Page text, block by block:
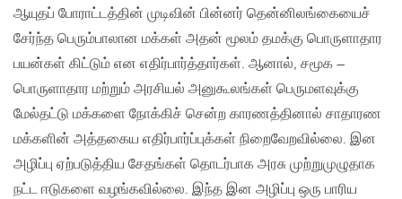
ஆயுதப் போராட்டத்தின் முடிவின் பின்னர் தென்னிலங்கையைச்
சேர்ந்த பெரும்பாலான மக்கள் அதன் மூலம் தமக்கு பொருளாதார
பயன்கள் கிட்டும் என எதிர்பார்த்தார்கள். ஆனால், சமூக –
பொருளாதார மற்றும் அரசியல் அனுகூலங்கள் பெருமளவுக்கு
மேல்தட்டு மக்களை நோக்கிச் சென்ற காரணத்தினால் சாதாரண
மக்களின் அத்தகைய எதிர்பார்ப்புக்கள் நிறைவேறவில்லை. இன
அழிப்பு ஏற்படுத்திய சேதங்கள் தொடர்பாக அரசு முற்றுமுழுதாக
நட்ட ஈடுகளை வழங்கவில்லை. இந்த இன அழிப்பு ஒரு பாரிய